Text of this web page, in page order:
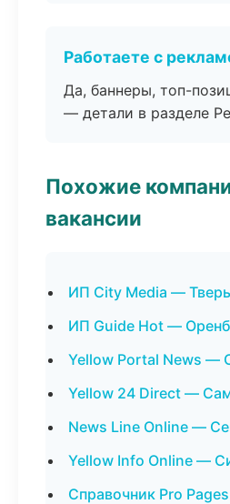
Работаете с
Да, баннеры, топ-
— детали в разделе
Похожие
вакансии
ИП City Media — Тверь
ИП Guide Hot —
Yellow Portal News —
Yellow 24 Direct —
News Line Online —
Yellow Info Online —
Справочник Pro